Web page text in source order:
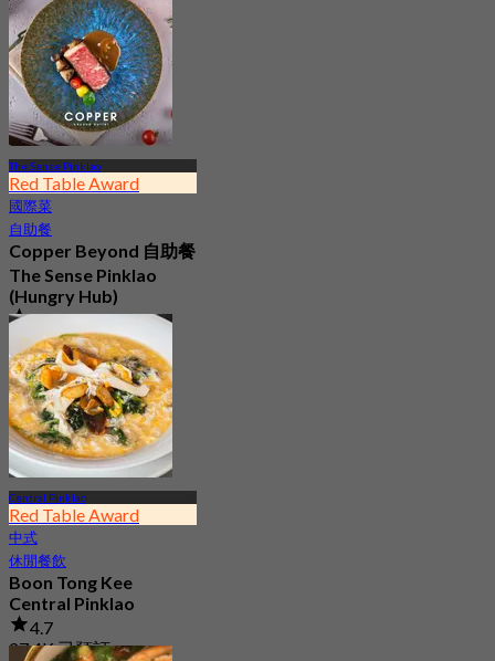
The Sense Pinklao
Red Table Award
國際菜
自助餐
Copper Beyond 自助餐
The Sense Pinklao
(Hungry Hub)
4.8
237.3K 已預訂
起฿ 399
Central Pinklao
Red Table Award
中式
休閒餐飲
Boon Tong Kee
Central Pinklao
4.7
27.4K 已預訂